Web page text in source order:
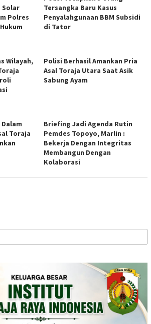
Solar
Polres
Tersangka Baru Kasus
Penyalahgunaan BBM Subsidi
di Tator
Wilayah,
Polisi Berhasil Amankan Pria
Asal Toraja Utara Saat Asik
Sabung Ayam
Toraja
Briefing Jadi Agenda Rutin
Pemdes Topoyo, Marlin :
Bekerja Dengan Integritas
Membangun Dengan
Kolaborasi